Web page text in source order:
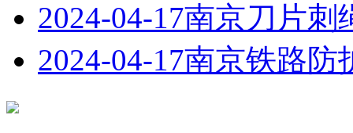
2024-04-17南京刀片刺
2024-04-17南京铁路防